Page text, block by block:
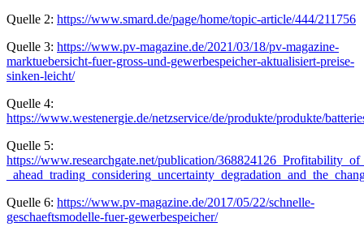
Quelle 2: https://www.smard.de/page/home/topic-article/444/211756
Quelle 3: https://www.pv-magazine.de/2021/03/18/pv-magazine-
marktuebersicht-fuer-gross-und-gewerbespeicher-aktualisiert-preise-
sinken-leicht/
Quelle 4:
https://www.westenergie.de/netzservice/de/produkte/produkte/
Quelle 5:
https://www.researchgate.net/publication/
Quelle 6: https://www.pv-magazine.de/2017/05/22/schnelle-
geschaeftsmodelle-fuer-gewerbespeicher/